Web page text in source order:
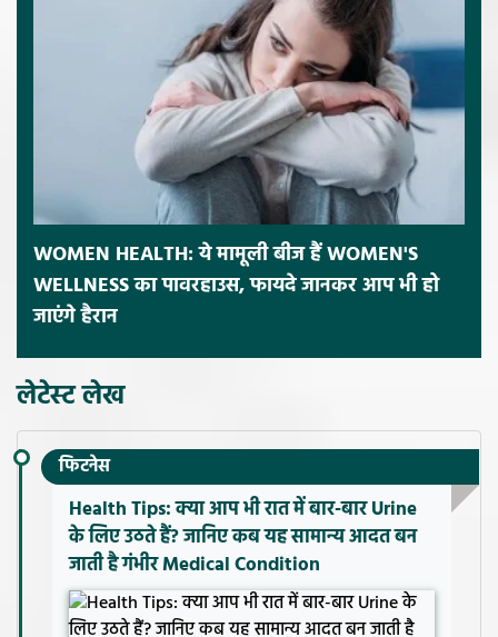
WOMEN HEALTH: ये मामूली बीज हैं WOMEN'S
WELLNESS का पावरहाउस, फायदे जानकर आप भी हो
जाएंगे हैरान
लेटेस्ट लेख
फिटनेस
Health Tips: क्या आप भी रात में बार-बार Urine
के लिए उठते हैं? जानिए कब यह सामान्य आदत बन
जाती है गंभीर Medical Condition